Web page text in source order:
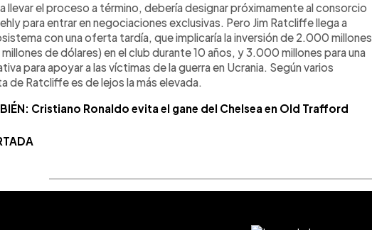
llevar el proceso a término, debería designar próximamente al consorcio
para entrar en negociaciones exclusivas. Pero Jim Ratcliffe llega a
con una oferta tardía, que implicaría la inversión de 2.000 millones
de dólares) en el club durante 10 años, y 3.000 millones para una
para apoyar a las víctimas de la guerra en Ucrania. Según varios
de Ratcliffe es de lejos la más elevada.
Cristiano Ronaldo evita el gane del Chelsea en Old Trafford